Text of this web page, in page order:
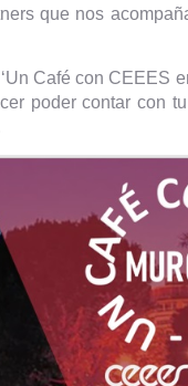
que nos
Café con CEEES
poder contar con tu